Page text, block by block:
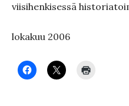
viisihenkisessä
lokakuu 2006